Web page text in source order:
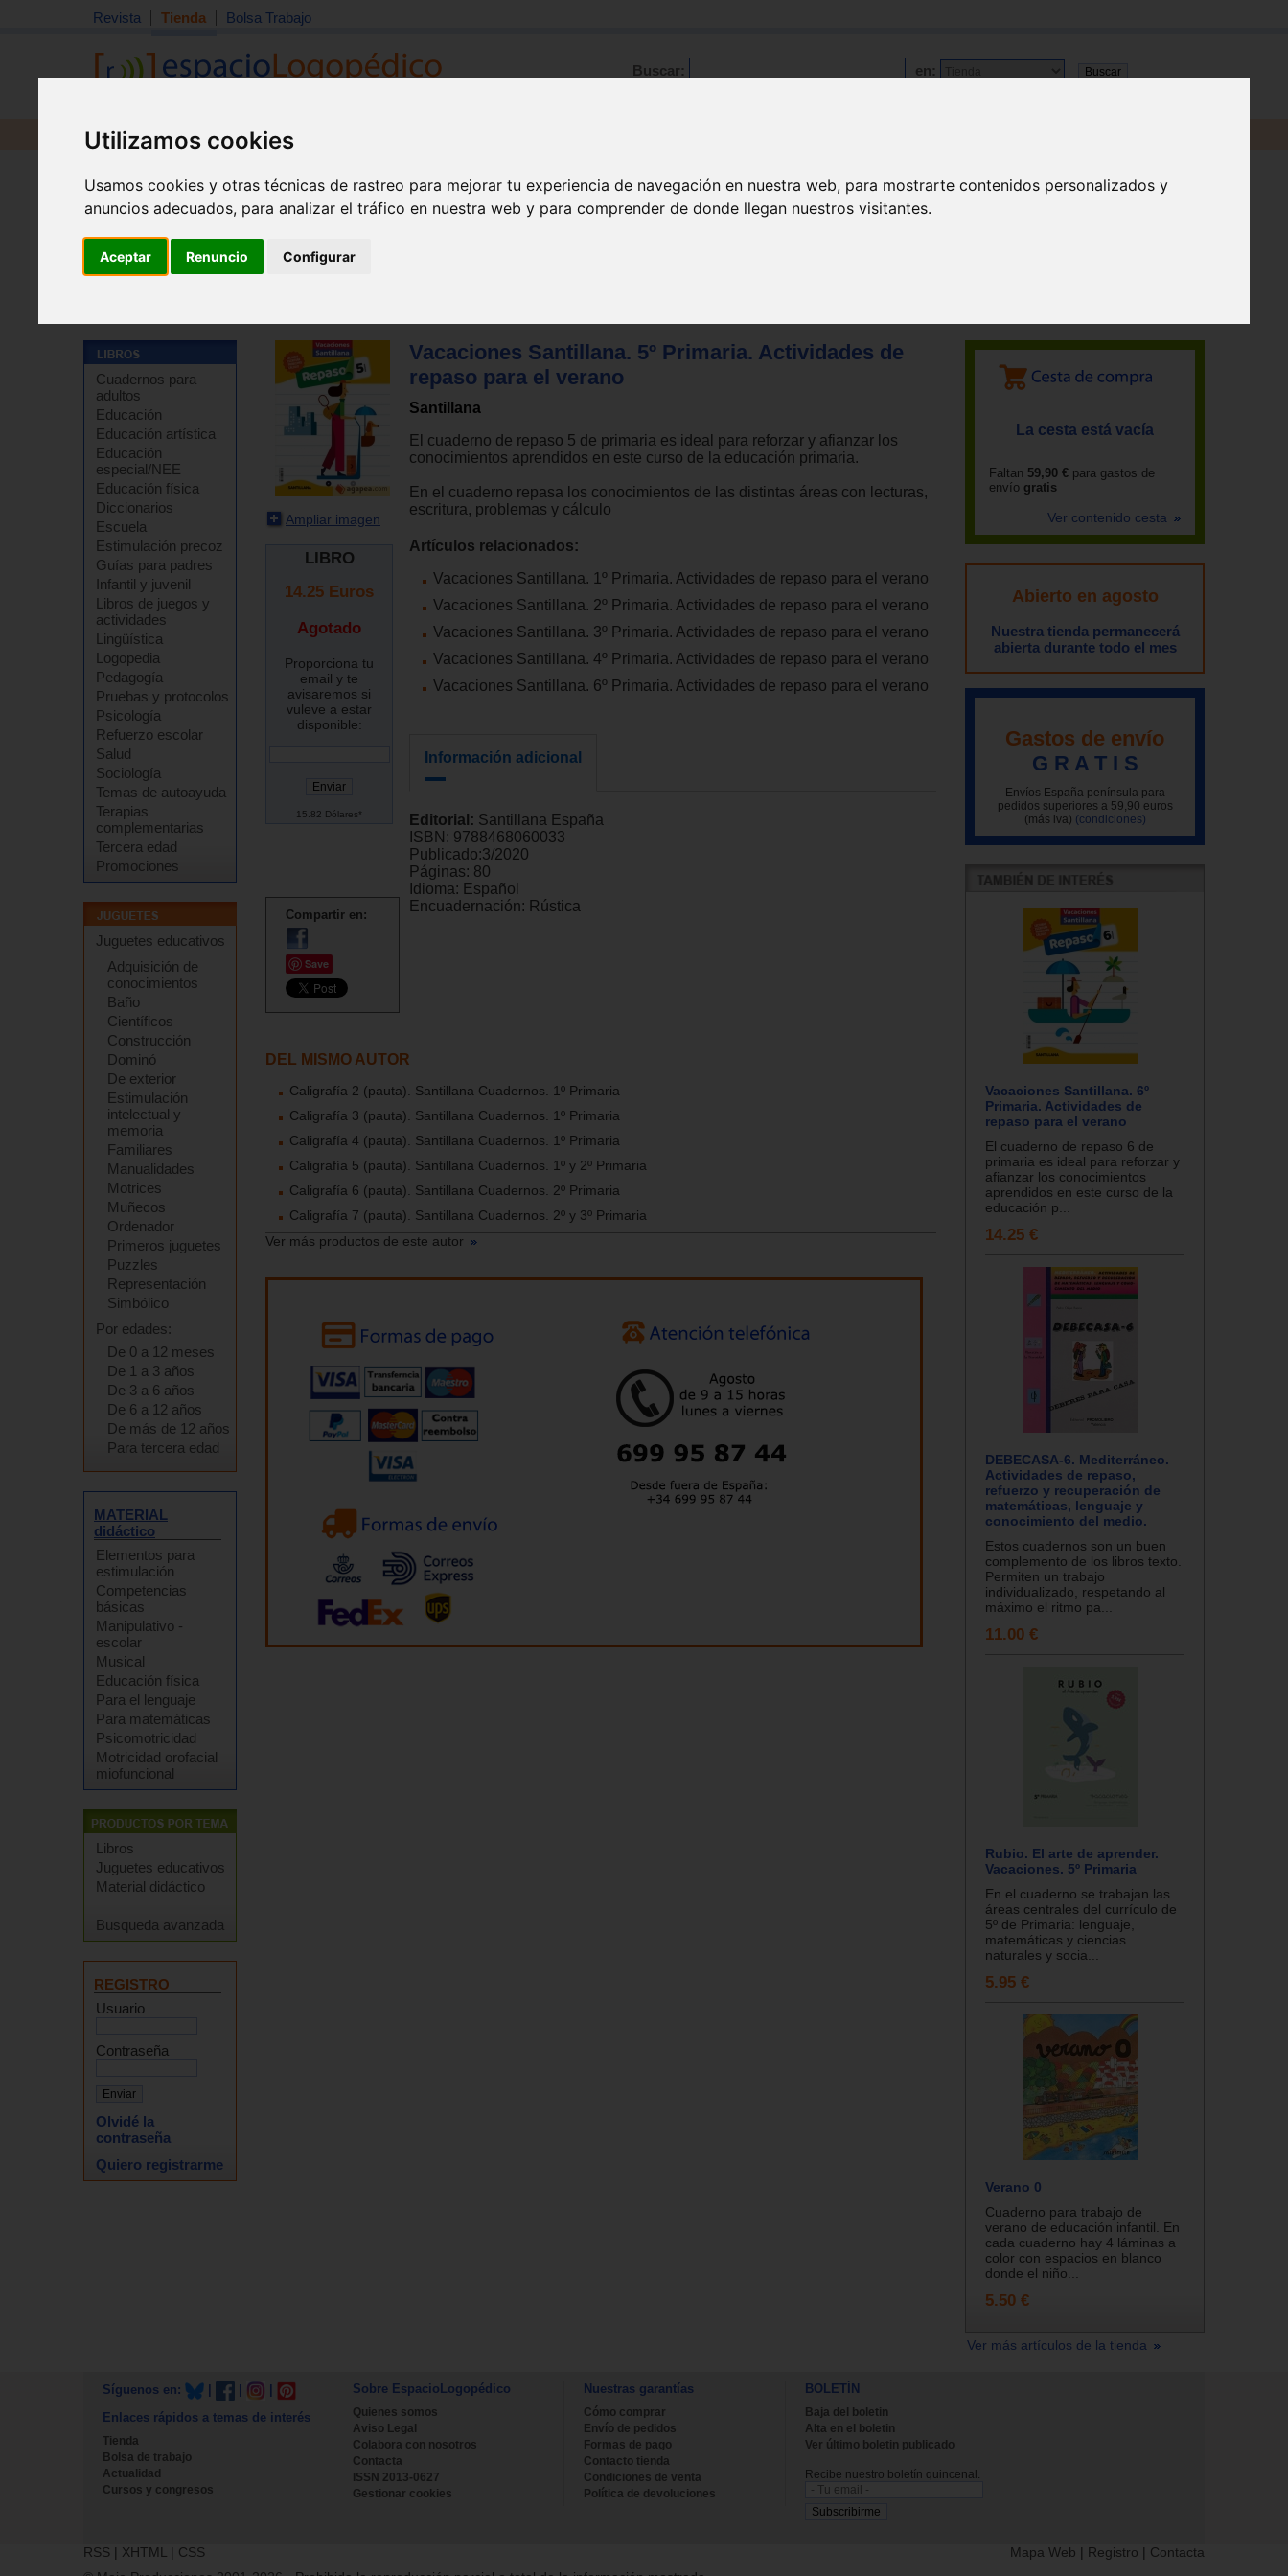
Utilizamos cookies
Usamos cookies y otras técnicas de rastreo para mejorar tu experiencia de navegación en nuestra web, para mostrarte contenidos personalizados y
anuncios adecuados, para analizar el tráfico en nuestra web y para comprender de donde llegan nuestros visitantes.
Aceptar Renuncio Configurar
Revista Tienda Bolsa Trabajo
Buscar: en:
Revista Libros Material
Cuadernos para
adultos
Educación
Educación artística
Educación
especial/NEE
Educación física
Diccionarios
Escuela
Estimulación precoz
Guías para padres
Infantil y juvenil
Libros de juegos y
actividades
Lingüística
Logopedia
Pedagogía
Pruebas y protocolos
Psicología
Refuerzo escolar
Salud
Sociología
Temas de autoayuda
Terapias
complementarias
Tercera edad
Promociones
Juguetes educativos
Adquisición de
conocimientos
Baño
Científicos
Construcción
Dominó
De exterior
Estimulación
intelectual y
memoria
Familiares
Manualidades
Motrices
Muñecos
Ordenador
Primeros juguetes
Puzzles
Representación
Simbólico
Por edades:
De 0 a 12 meses
De 1 a 3 años
De 3 a 6 años
De 6 a 12 años
De más de 12 años
Para tercera edad
MATERIAL
didáctico
Elementos para
estimulación
Competencias
básicas
Manipulativo -
escolar
Musical
Educación física
Para el lenguaje
Para matemáticas
Psicomotricidad
Motricidad orofacial
miofuncional
Libros
Juguetes educativos
Material didáctico
Busqueda avanzada
REGISTRO
Usuario
Contraseña
Olvidé la
contraseña
Quiero registrarme
Ampliar imagen
LIBRO
14.25 Euros
Agotado
Proporciona tu
email y te
avisaremos si
vuleve a estar
disponible:
15.82 Dólares*
Compartir en:
Save
Vacaciones Santillana. 5º Primaria. Actividades de
repaso para el verano
Santillana
El cuaderno de repaso 5 de primaria es ideal para reforzar y afianzar los
conocimientos aprendidos en este curso de la educación primaria.
En el cuaderno repasa los conocimientos de las distintas áreas con lecturas,
escritura, problemas y cálculo
Artículos relacionados:
Vacaciones Santillana. 1º Primaria. Actividades de repaso para el verano
Vacaciones Santillana. 2º Primaria. Actividades de repaso para el verano
Vacaciones Santillana. 3º Primaria. Actividades de repaso para el verano
Vacaciones Santillana. 4º Primaria. Actividades de repaso para el verano
Vacaciones Santillana. 6º Primaria. Actividades de repaso para el verano
Información adicional
Editorial: Santillana España
ISBN: 9788468060033
Publicado:3/2020
Páginas: 80
Idioma: Español
Encuadernación: Rústica
DEL MISMO AUTOR
Caligrafía 2 (pauta). Santillana Cuadernos. 1º Primaria
Caligrafía 3 (pauta). Santillana Cuadernos. 1º Primaria
Caligrafía 4 (pauta). Santillana Cuadernos. 1º Primaria
Caligrafía 5 (pauta). Santillana Cuadernos. 1º y 2º Primaria
Caligrafía 6 (pauta). Santillana Cuadernos. 2º Primaria
Caligrafía 7 (pauta). Santillana Cuadernos. 2º y 3º Primaria
Ver más productos de este autor
La cesta está vacía
Faltan 59,90 € para gastos de
envío gratis
Ver contenido cesta
Abierto en agosto
Nuestra tienda permanecerá
abierta durante todo el mes
Gastos de envío
G R A T I S
Envíos España península para
pedidos superiores a 59,90 euros
(más iva) (condiciones)
Vacaciones Santillana. 6º
Primaria. Actividades de
repaso para el verano
El cuaderno de repaso 6 de
primaria es ideal para reforzar y
afianzar los conocimientos
aprendidos en este curso de la
educación p...
14.25 €
DEBECASA-6. Mediterráneo.
Actividades de repaso,
refuerzo y recuperación de
matemáticas, lenguaje y
conocimiento del medio.
Estos cuadernos son un buen
complemento de los libros texto.
Permiten un trabajo
individualizado, respetando al
máximo el ritmo pa...
11.00 €
Rubio. El arte de aprender.
Vacaciones. 5º Primaria
En el cuaderno se trabajan las
áreas centrales del currículo de
5º de Primaria: lenguaje,
matemáticas y ciencias
naturales y socia...
5.95 €
Verano 0
Cuaderno para trabajo de
verano de educación infantil. En
cada cuaderno hay 4 láminas a
color con espacios en blanco
donde el niño...
5.50 €
Ver más artículos de la tienda
Síguenos en:
Enlaces rápidos a temas de interés
Tienda
Bolsa de trabajo
Actualidad
Cursos y congresos
Sobre EspacioLogopédico
Quienes somos
Aviso Legal
Colabora con nosotros
Contacta
ISSN 2013-0627
Gestionar cookies
Nuestras garantías
Cómo comprar
Envío de pedidos
Formas de pago
Contacto tienda
Condiciones de venta
Política de devoluciones
BOLETÍN
Baja del boletin
Alta en el boletin
Ver último boletin publicado
Recibe nuestro boletín quincenal.
RSS | XHTML | CSS Mapa Web | Registro | Contacta